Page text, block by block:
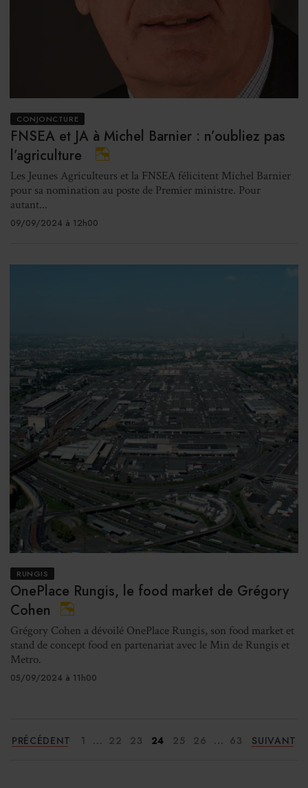
CONJONCTURE
FNSEA et JA à Michel Barnier : n’oubliez pas
l’agriculture
Les Jeunes Agriculteurs et la FNSEA félicitent Michel Barnier
pour sa nomination au poste de Premier ministre. Pour
autant...
09/09/2024 à 12h00
RUNGIS
OnePlace Rungis, le food market de Grégory
Cohen
Grégory Cohen a dévoilé OnePlace Rungis, son food market et
stand de concept food en partenariat avec le Min de Rungis et
Metro.
05/09/2024 à 11h00
PRÉCÉDENT 1 ... 22 23 24 25 26 ... 63 SUIVANT